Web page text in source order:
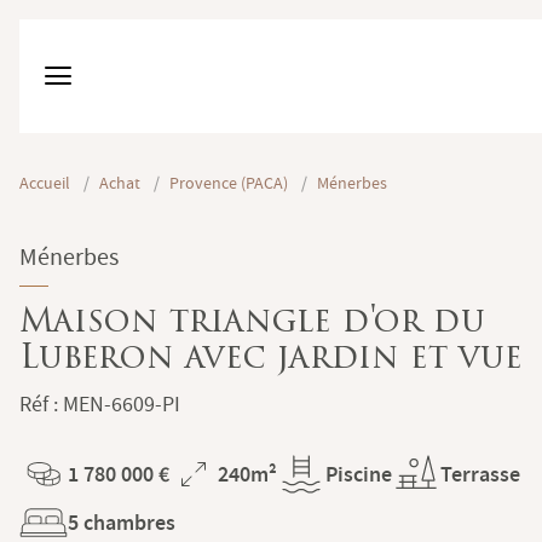
Accueil / Achat / Provence (PACA) / Ménerbes
Ménerbes
Maison triangle d'or du
Luberon avec jardin et vue
Réf : MEN-6609-PI
Prix
1 780 000 €
Superficie
240m² Piscine
Terrasse
5 chambres